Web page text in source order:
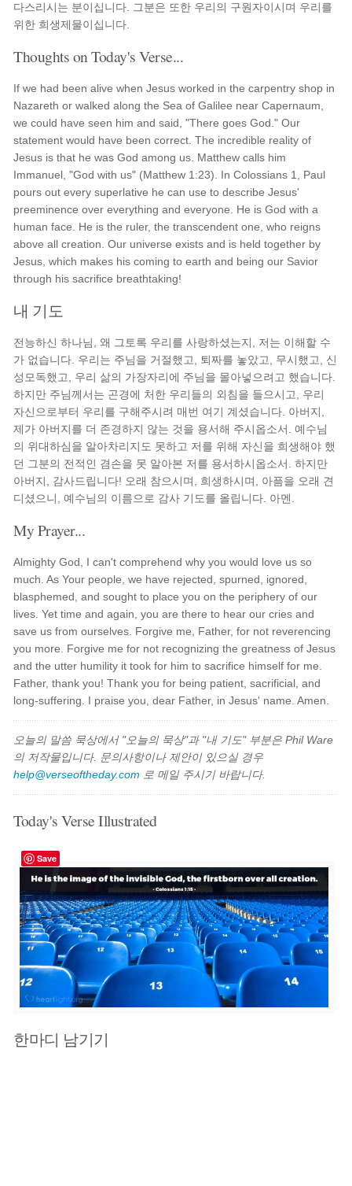
다스리시는 분이십니다. 그분은 또한 우리의 구원자이시며 우리를
위한 희생제물이십니다.
Thoughts on Today's Verse...
If we had been alive when Jesus worked in the carpentry shop in
Nazareth or walked along the Sea of Galilee near Capernaum,
we could have seen him and said, "There goes God." Our
statement would have been correct. The incredible reality of
Jesus is that he was God among us. Matthew calls him
Immanuel, "God with us" (Matthew 1:23). In Colossians 1, Paul
pours out every superlative he can use to describe Jesus'
preeminence over everything and everyone. He is God with a
human face. He is the ruler, the transcendent one, who reigns
above all creation. Our universe exists and is held together by
Jesus, which makes his coming to earth and being our Savior
through his sacrifice breathtaking!
내 기도
전능하신 하나님, 왜 그토록 우리를 사랑하셨는지, 저는 이해할 수
가 없습니다. 우리는 주님을 거절했고, 퇴짜를 놓았고, 무시했고, 신
성모독했고, 우리 삶의 가장자리에 주님을 몰아넣으려고 했습니다.
하지만 주님께서는 곤경에 처한 우리들의 외침을 들으시고, 우리
자신으로부터 우리를 구해주시려 매번 여기 계셨습니다. 아버지,
제가 아버지를 더 존경하지 않는 것을 용서해 주시옵소서. 예수님
의 위대하심을 알아차리지도 못하고 저를 위해 자신을 희생해야 했
던 그분의 전적인 겸손을 못 알아본 저를 용서하시옵소서. 하지만
아버지, 감사드립니다! 오래 참으시며, 희생하시며, 아픔을 오래 견
디셨으니, 예수님의 이름으로 감사 기도를 올립니다. 아멘.
My Prayer...
Almighty God, I can't comprehend why you would love us so
much. As Your people, we have rejected, spurned, ignored,
blasphemed, and sought to place you on the periphery of our
lives. Yet time and again, you are there to hear our cries and
save us from ourselves. Forgive me, Father, for not reverencing
you more. Forgive me for not recognizing the greatness of Jesus
and the utter humility it took for him to sacrifice himself for me.
Father, thank you! Thank you for being patient, sacrificial, and
long-suffering. I praise you, dear Father, in Jesus' name. Amen.
오늘의 말씀 묵상에서 "오늘의 묵상"과 "내 기도" 부분은 Phil Ware
의 저작물입니다. 문의사항이나 제안이 있으실 경우
help@verseoftheday.com 로 메일 주시기 바랍니다.
Today's Verse Illustrated
Save
한마디 남기기